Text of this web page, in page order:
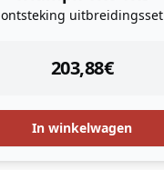
ontsteking uitbreidingsset
203,88€
instock
In winkelwagen